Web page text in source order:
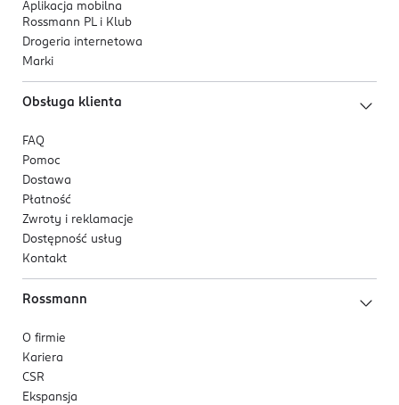
Aplikacja mobilna
Rossmann PL i Klub
Drogeria internetowa
Marki
Obsługa klienta
FAQ
Pomoc
Dostawa
Płatność
Zwroty i reklamacje
Dostępność usług
Kontakt
Rossmann
O firmie
Kariera
CSR
Ekspansja